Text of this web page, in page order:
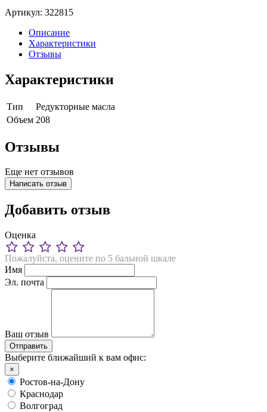
Артикул: 322815
Описание
Характеристики
Отзывы
Характеристики
Тип
Редукторные масла
Объем 208
Отзывы
Еще нет отзывов
Написать отзыв
Добавить отзыв
Оценка
Пожалуйста, оцените по 5 бальной шкале
Имя
Эл. почта
Ваш отзыв
Выберите ближайший к вам офис:
×
Ростов-на-Дону
Краснодар
Волгоград